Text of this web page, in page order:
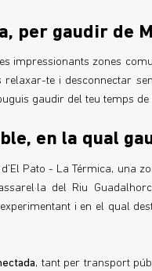
per gaudir de
impressionants zones
relaxar-te i desconnectar
gaudir del teu temps
en la qual
Pato - La Térmica, una
del Riu
i en el qual
, tant per transport